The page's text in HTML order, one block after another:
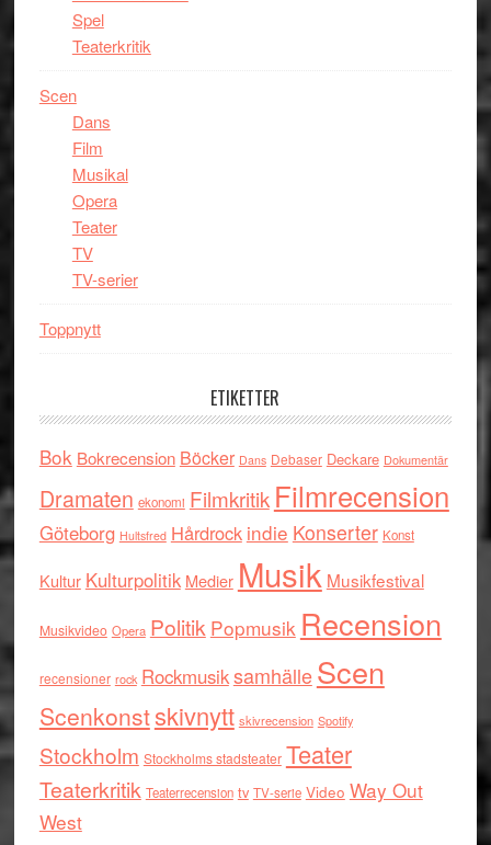
Spel
Teaterkritik
Scen
Dans
Film
Musikal
Opera
Teater
TV
TV-serier
Toppnytt
ETIKETTER
Bok Bokrecension Böcker Dans Debaser Deckare Dokumentär
Dramaten ekonomi Filmkritik Filmrecension
Göteborg Hultsfred Hårdrock indie Konserter Konst
Kultur Kulturpolitik Medier Musik Musikfestival
Musikvideo Opera Politik Popmusik Recension
recensioner rock RockmusiksamhälleScen
Scenkonstskivnytt skivrecension Spotify
Stockholm Stockholms stadsteater Teater
Teaterkritik Teaterrecension tv TV-serie Video Way Out
West